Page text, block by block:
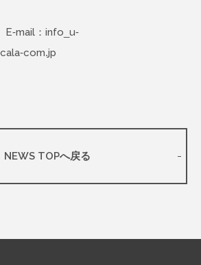
E-mail：info_u-
com.jp
NEWS TOPへ戻る